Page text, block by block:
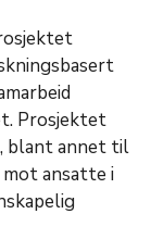
Prosjektet
blant annet til
ansatte i